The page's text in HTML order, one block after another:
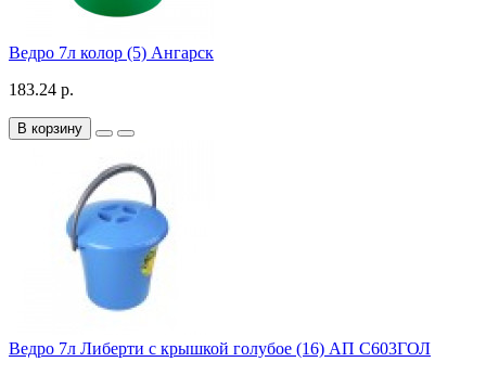
Ведро 7л колор (5) Ангарск
183.24 р.
В корзину
Ведро 7л Либерти с крышкой голубое (16) АП С603ГОЛ